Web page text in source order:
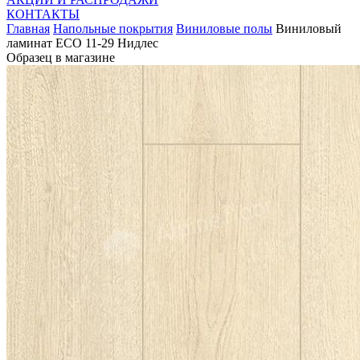
КОНТАКТЫ
Главная Напольные покрытия Виниловые полы Виниловый
ламинат ECO 11-29 Нидлес
Образец в магазине